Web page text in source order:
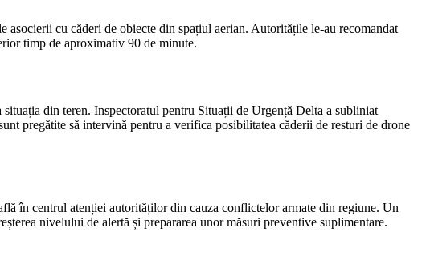
cu căderi de obiecte din spațiul aerian. Autoritățile le-au recomandat
timp de aproximativ 90 de minute.
din teren. Inspectoratul pentru Situații de Urgență Delta a subliniat
pregătite să intervină pentru a verifica posibilitatea căderii de resturi de drone
în centrul atenției autorităților din cauza conflictelor armate din regiune. Un
nivelului de alertă și prepararea unor măsuri preventive suplimentare.